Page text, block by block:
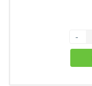
-